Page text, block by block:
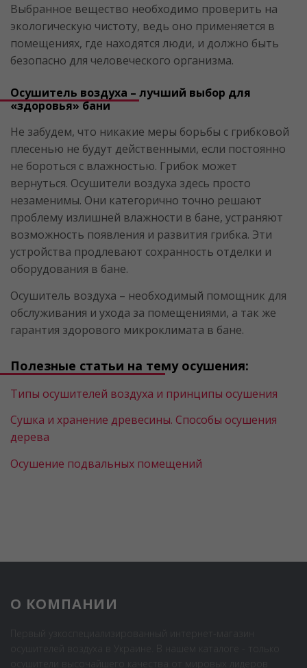
Выбранное вещество необходимо проверить на
экологическую чистоту, ведь оно применяется в
помещениях, где находятся люди, и должно быть
безопасно для человеческого организма.
Осушитель воздуха – лучший выбор для
«здоровья» бани
Не забудем, что никакие меры борьбы с грибковой
плесенью не будут действенными, если постоянно
не бороться с влажностью. Грибок может
вернуться. Осушители воздуха здесь просто
незаменимы. Они категорично точно решают
проблему излишней влажности в бане, устраняют
возможность появления и развития грибка. Эти
устройства продлевают сохранность отделки и
оборудования в бане.
Осушитель воздуха – необходимый помощник для
обслуживания и ухода за помещениями, а так же
гарантия здорового микроклимата в бане.
Полезные статьи на тему осушения:
Типы осушителей воздуха и принципы осушения
Сушка и хранение древесины. Cпособы осушения
дерева
Осушение подвальных помещений
О КОМПАНИИ